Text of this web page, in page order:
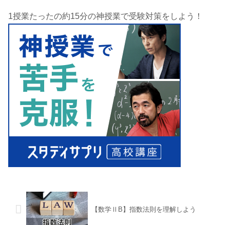
1授業たったの約15分の神授業で受験対策をしよう！
【数学ⅡB】指数法則を理解しよう